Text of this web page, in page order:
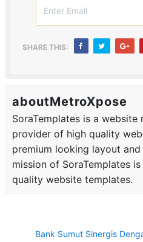
SHARE THIS:
aboutMetroXpose
SoraTemplates is a website
provider of high quality
premium looking layout
mission of SoraTemplates
quality website templates.
Bank Sumut Sinergis